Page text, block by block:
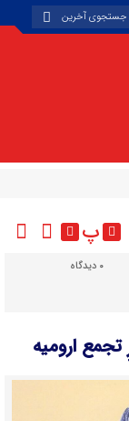
پ
دیدگاه
ارومیه